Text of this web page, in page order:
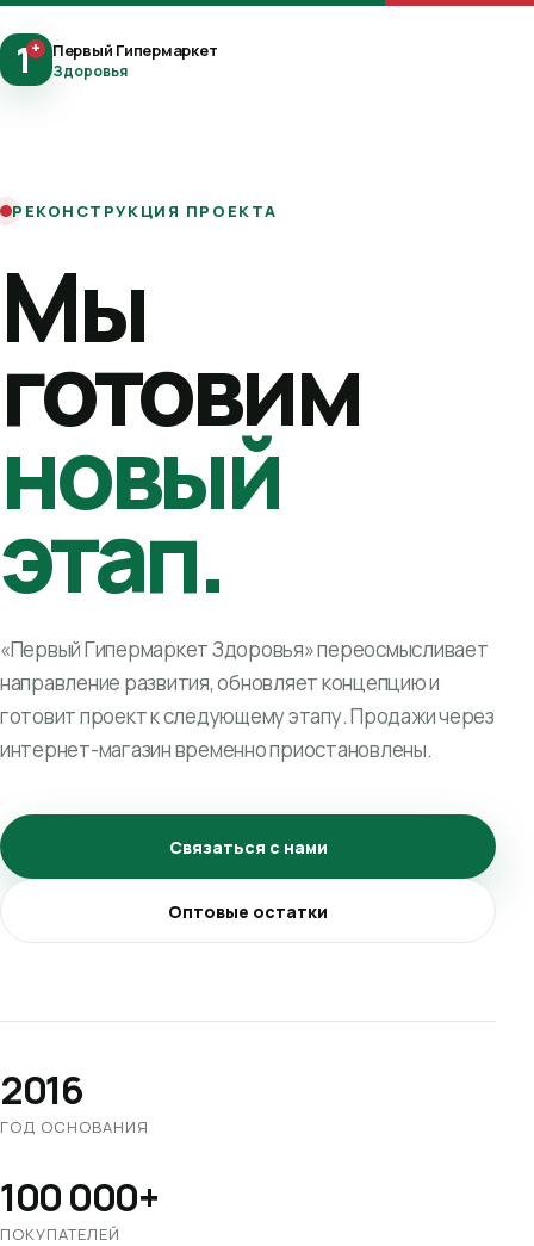
1+ Первый Гипермаркет
Здоровья
РЕКОНСТРУКЦИЯ ПРОЕКТА
Мы
готовим
новый
этап.
«Первый Гипермаркет Здоровья» переосмысливает
направление развития, обновляет концепцию и
готовит проект к следующему этапу. Продажи через
интернет-магазин временно приостановлены.
Связаться с нами
Оптовые остатки
2016
ГОД ОСНОВАНИЯ
100 000+
ПОКУПАТЕЛЕЙ